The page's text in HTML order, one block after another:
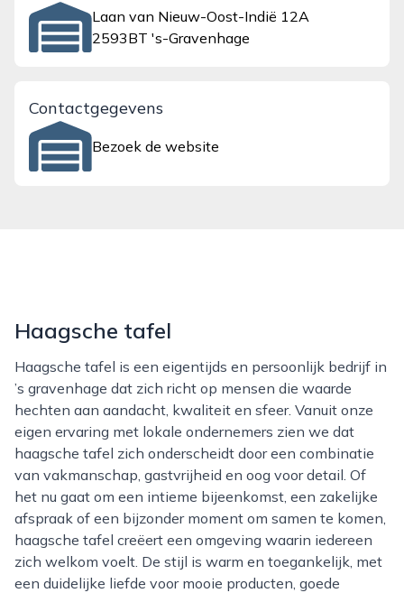
Laan van Nieuw-Oost-Indië 12A
2593BT 's-Gravenhage
Contactgegevens
Bezoek de website
Haagsche tafel
Haagsche tafel is een eigentijds en persoonlijk bedrijf in
’s gravenhage dat zich richt op mensen die waarde
hechten aan aandacht, kwaliteit en sfeer. Vanuit onze
eigen ervaring met lokale ondernemers zien we dat
haagsche tafel zich onderscheidt door een combinatie
van vakmanschap, gastvrijheid en oog voor detail. Of
het nu gaat om een intieme bijeenkomst, een zakelijke
afspraak of een bijzonder moment om samen te komen,
haagsche tafel creëert een omgeving waarin iedereen
zich welkom voelt. De stijl is warm en toegankelijk, met
een duidelijke liefde voor mooie producten, goede